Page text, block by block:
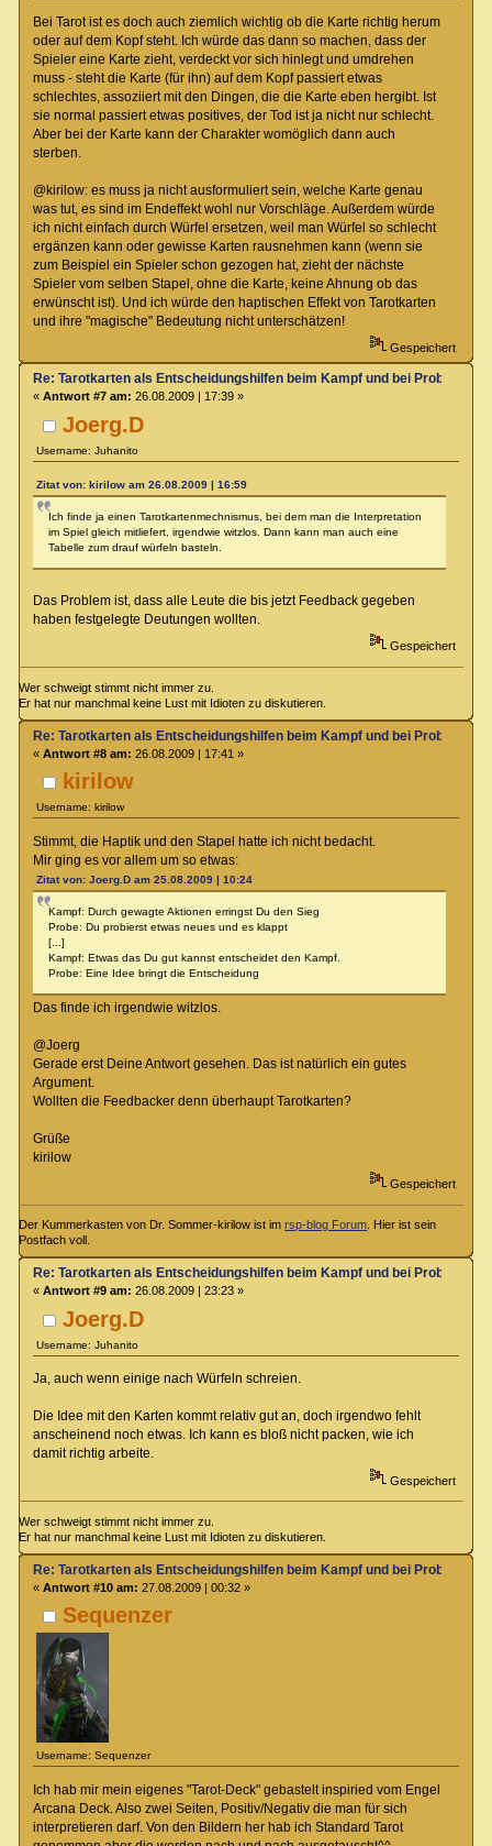
Bei Tarot ist es doch auch ziemlich wichtig ob die Karte richtig herum
oder auf dem Kopf steht. Ich würde das dann so machen, dass der
Spieler eine Karte zieht, verdeckt vor sich hinlegt und umdrehen
muss - steht die Karte (für ihn) auf dem Kopf passiert etwas
schlechtes, assoziiert mit den Dingen, die die Karte eben hergibt. Ist
sie normal passiert etwas positives, der Tod ist ja nicht nur schlecht.
Aber bei der Karte kann der Charakter womöglich dann auch
sterben.
@kirilow: es muss ja nicht ausformuliert sein, welche Karte genau
was tut, es sind im Endeffekt wohl nur Vorschläge. Außerdem würde
ich nicht einfach durch Würfel ersetzen, weil man Würfel so schlecht
ergänzen kann oder gewisse Karten rausnehmen kann (wenn sie
zum Beispiel ein Spieler schon gezogen hat, zieht der nächste
Spieler vom selben Stapel, ohne die Karte, keine Ahnung ob das
erwünscht ist). Und ich würde den haptischen Effekt von Tarotkarten
und ihre "magische" Bedeutung nicht unterschätzen!
Gespeichert
Joerg.D
Username: Juhanito
Re: Tarotkarten als Entscheidungshilfen beim Kampf und bei Proben
« Antwort #7 am: 26.08.2009 | 17:39 »
Zitat von: kirilow am 26.08.2009 | 16:59
Ich finde ja einen Tarotkartenmechnismus, bei dem man die Interpretation
im Spiel gleich mitliefert, irgendwie witzlos. Dann kann man auch eine
Tabelle zum drauf würfeln basteln.
Das Problem ist, dass alle Leute die bis jetzt Feedback gegeben
haben festgelegte Deutungen wollten.
Gespeichert
Wer schweigt stimmt nicht immer zu.
Er hat nur manchmal keine Lust mit Idioten zu diskutieren.
kirilow
Username: kirilow
Re: Tarotkarten als Entscheidungshilfen beim Kampf und bei Proben
« Antwort #8 am: 26.08.2009 | 17:41 »
Stimmt, die Haptik und den Stapel hatte ich nicht bedacht.
Mir ging es vor allem um so etwas:
Zitat von: Joerg.D am 25.08.2009 | 10:24
Kampf: Durch gewagte Aktionen erringst Du den Sieg
Probe: Du probierst etwas neues und es klappt
[...]
Kampf: Etwas das Du gut kannst entscheidet den Kampf.
Probe: Eine Idee bringt die Entscheidung
Das finde ich irgendwie witzlos.
@Joerg
Gerade erst Deine Antwort gesehen. Das ist natürlich ein gutes
Argument.
Wollten die Feedbacker denn überhaupt Tarotkarten?
Grüße
kirilow
Gespeichert
Der Kummerkasten von Dr. Sommer-kirilow ist imrsp-blog Forum . Hier ist sein
Postfach voll.
Joerg.D
Username: Juhanito
Re: Tarotkarten als Entscheidungshilfen beim Kampf und bei Proben
« Antwort #9 am: 26.08.2009 | 23:23 »
Ja, auch wenn einige nach Würfeln schreien.
Die Idee mit den Karten kommt relativ gut an, doch irgendwo fehlt
anscheinend noch etwas. Ich kann es bloß nicht packen, wie ich
damit richtig arbeite.
Gespeichert
Wer schweigt stimmt nicht immer zu.
Er hat nur manchmal keine Lust mit Idioten zu diskutieren.
Sequenzer
Username: Sequenzer
Re: Tarotkarten als Entscheidungshilfen beim Kampf und bei Proben
« Antwort #10 am: 27.08.2009 | 00:32 »
Ich hab mir mein eigenes "Tarot-Deck" gebastelt inspiried vom Engel
Arcana Deck. Also zwei Seiten, Positiv/Negativ die man für sich
interpretieren darf. Von den Bildern her hab ich Standard Tarot